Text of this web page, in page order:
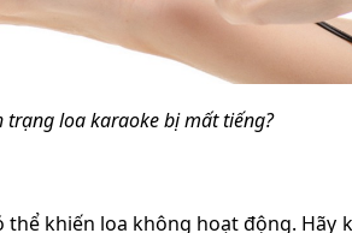
loa karaoke bị mất tiếng?
khiến loa không hoạt động. Hãy